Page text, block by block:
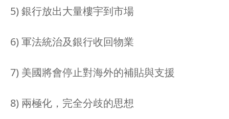
5) 銀行放出大量樓宇到市場
6) 軍法統治及銀行收回物業
7) 美國將會停止對海外的補貼與支援
8) 兩極化，完全分歧的思想